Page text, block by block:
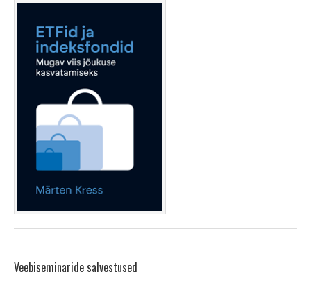
Veebiseminaride salvestused